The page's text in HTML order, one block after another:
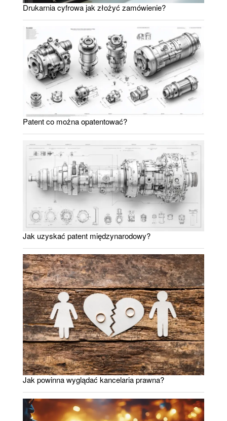
Drukarnia cyfrowa jak złożyć zamówienie?
Patent co można opatentować?
Jak uzyskać patent międzynarodowy?
Jak powinna wyglądać kancelaria prawna?